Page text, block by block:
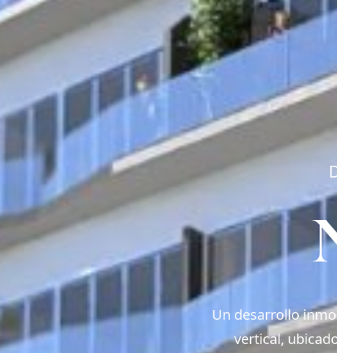
Un desarrollo
vertical,